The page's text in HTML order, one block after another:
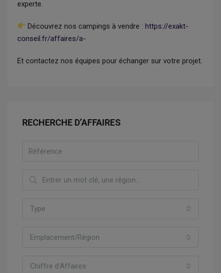
experte.
Découvrez nos campings à vendre :https://exakt-
conseil.fr/affaires/a-
Et contactez nos équipes pour échanger sur votre projet.
RECHERCHE D’AFFAIRES
Type
Emplacement/Région
Chiffre d'Affaires